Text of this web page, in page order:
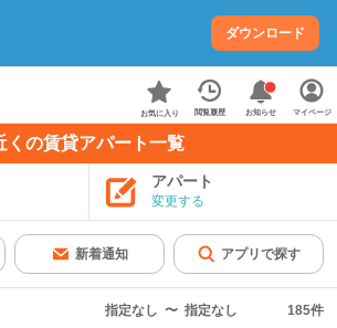
ダウンロード
お気に入り 閲覧履歴 お知らせ マイページ
くの賃貸アパート一覧
アパート
変更する
新着通知 アプリで探す
指定なし 〜 指定なし 185件